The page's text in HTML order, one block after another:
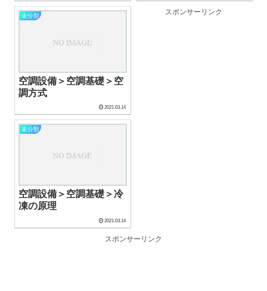
未分類
空調設備＞空調基礎＞空
調方式
2021.03.14
スポンサーリンク
未分類
空調設備＞空調基礎＞冷
凍の原理
2021.03.14
スポンサーリンク